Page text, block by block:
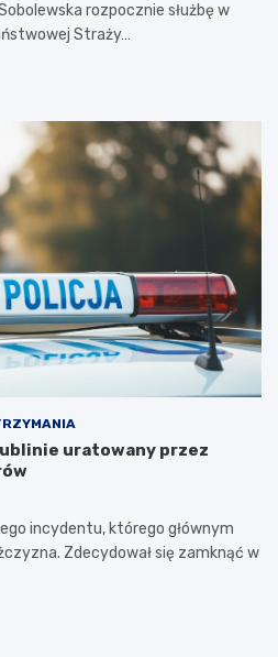
rozpocznie służbę w
Straży…
uratowany przez
incydentu, którego głównym
Zdecydował się zamknąć w